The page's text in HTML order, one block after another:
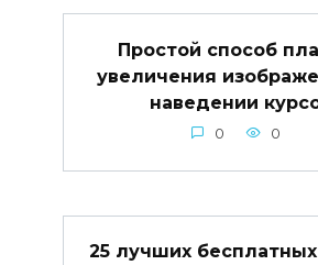
Простой способ
увеличения
наведении
0 0
25 лучших